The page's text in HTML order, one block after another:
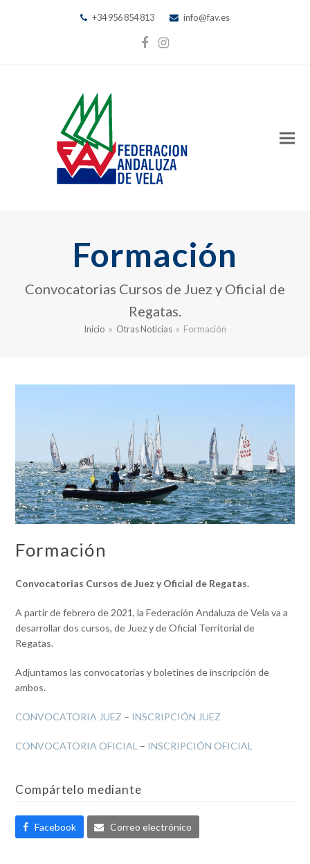
+34 956 854 813 info@fav.es
Facebook
Instagram
Formación
Convocatorias Cursos de Juez y Oficial de
Regatas.
Inicio » Otras Noticias » Formación
Formación
Convocatorias Cursos de Juez y Oficial de Regatas.
A partir de febrero de 2021, la Federación Andaluza de Vela va a
desarrollar dos cursos, de Juez y de Oficial Territorial de
Regatas.
Adjuntamos las convocatorias y boletines de inscripción de
ambos.
CONVOCATORIA JUEZ – INSCRIPCIÓN JUEZ
CONVOCATORIA OFICIAL – INSCRIPCIÓN OFICIAL
Compártelo mediante
Facebook Correo electrónico